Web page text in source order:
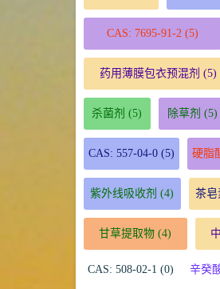
CAS: 7695-91-2 (5)
药用薄膜包衣预混剂 (5)
杀菌剂 (5) 除草剂 (5)
CAS: 557-04-0(5) 硬脂
紫外线吸收剂 (4) 茶皂
甘草提取物 (4)
CAS: 508-02-1 (0) 辛癸